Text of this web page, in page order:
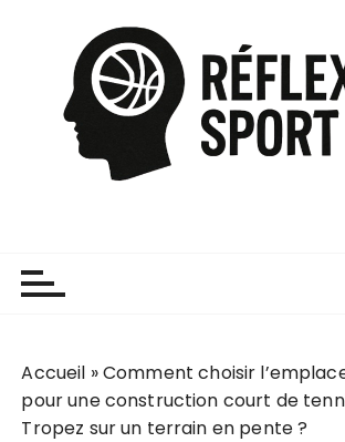
Accueil »Comment choisir
pour une construction court de
Tropez sur un terrain en pente ?